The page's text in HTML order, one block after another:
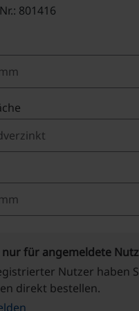
801416
nur für angemeldete
Nutzer haben
direkt bestellen.